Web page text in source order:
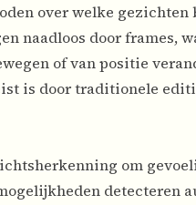
over welke
naadloos door frames,
of van positie
is door traditionele
om
detecteren